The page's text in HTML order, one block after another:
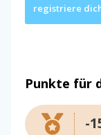
registriere
Punkte für
-